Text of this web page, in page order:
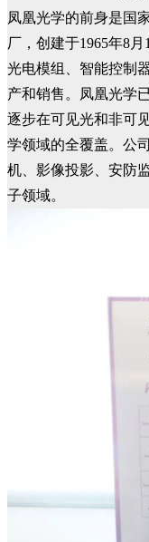
凤凰光学的前身是国
厂，创建于1965年8
光电模组、智能控制
产和销售。凤凰光学
逐步在可见光和非可
学领域的全覆盖。公
机、影像投影、安防
子领域。